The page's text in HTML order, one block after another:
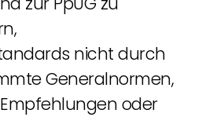
nicht durch
Generalnormen,
oder